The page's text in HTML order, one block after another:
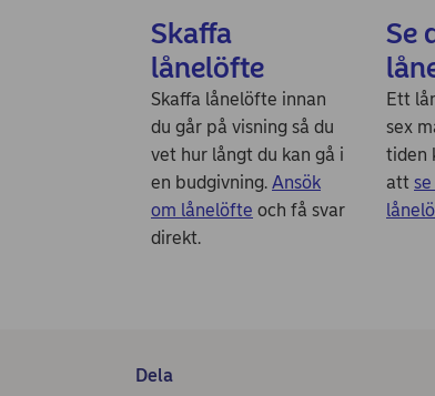
Skaffa
lånelöfte
Skaffa lånelöfte innan
du går på visning så du
vet hur långt du kan gå i
en budgivning. Ansök
om lånelöfte och få svar
direkt.
Se
Ett
sex
tiden
att
Dela